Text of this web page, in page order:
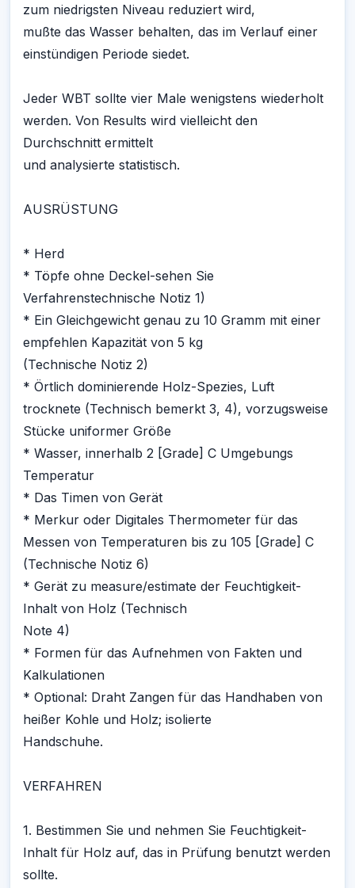
zum niedrigsten Niveau reduziert wird,
mußte das Wasser behalten, das im Verlauf einer
einstündigen Periode siedet.
Jeder WBT sollte vier Male wenigstens wiederholt
werden. Von Results wird vielleicht den
Durchschnitt ermittelt
und analysierte statistisch.
AUSRÜSTUNG
* Herd
* Töpfe ohne Deckel-sehen Sie
Verfahrenstechnische Notiz 1)
* Ein Gleichgewicht genau zu 10 Gramm mit einer
empfehlen Kapazität von 5 kg
(Technische Notiz 2)
* Örtlich dominierende Holz-Spezies, Luft
trocknete (Technisch bemerkt 3, 4), vorzugsweise
Stücke uniformer Größe
* Wasser, innerhalb 2 [Grade] C Umgebungs
Temperatur
* Das Timen von Gerät
* Merkur oder Digitales Thermometer für das
Messen von Temperaturen bis zu 105 [Grade] C
(Technische Notiz 6)
* Gerät zu measure/estimate der Feuchtigkeit-
Inhalt von Holz (Technisch
Note 4)
* Formen für das Aufnehmen von Fakten und
Kalkulationen
* Optional: Draht Zangen für das Handhaben von
heißer Kohle und Holz; isolierte
Handschuhe.
VERFAHREN
1. Bestimmen Sie und nehmen Sie Feuchtigkeit-
Inhalt für Holz auf, das in Prüfung benutzt werden
sollte.